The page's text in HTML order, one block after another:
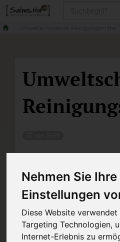
Nehmen Sie
Einstellungen
Diese Website
Targeting Technologien,
Internet-Erlebnis zu
31